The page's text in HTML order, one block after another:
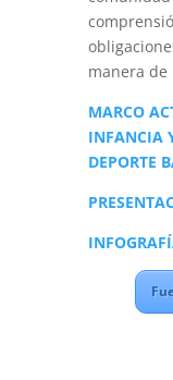
manera de
MARCO
INFANCIA
DEPORTE